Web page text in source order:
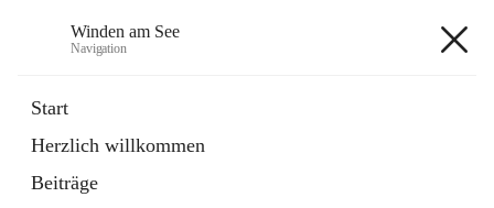
Winden am See
Navigation
Start
Herzlich willkommen
Beiträge
Externe Webseite
in